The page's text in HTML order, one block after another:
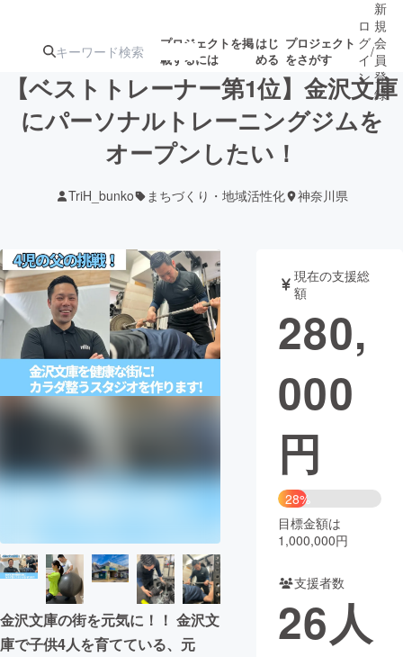
プロジェクトを掲
載するには
はじ
める
プロジェクト
をさがす
注目のリ 注目の新着プロ 募集終了が近いプ
テクノロジー・ガジェット
映像・映画 書籍・雑誌
ビジネス・起業 チャレンジ
CAMPFIRE for Social Good CAMPFIRE Creation
コミュニティ
ロ
グ
イ
ン
/
新
規
会
員
登
録
【ベストトレーナー第1位】金沢文庫
にパーソナルトレーニングジムを
オープンしたい！
TriH_bunko まちづくり・地域活性化 神奈川県
金沢文庫の街を元気に！！ 金沢文
庫で子供4人を育てている、元
現在の支援総
額
280,
000
円
28%
目標金額は
1,000,000円
支援者数
26人